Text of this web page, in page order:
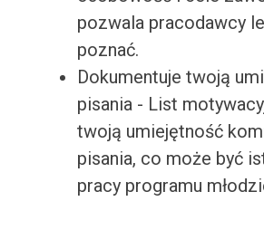
pozwala pracodawcy
poznać.
Dokumentuje twoją
pisania - List
twoją umiejętność
pisania, co może być
pracy programu